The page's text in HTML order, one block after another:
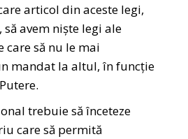
articol din aceste legi,
avem niște legi ale
să nu le mai
mandat la altul, în funcție
trebuie să înceteze
care să permită